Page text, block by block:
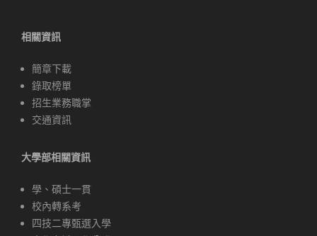
相關資訊
簡章下載
錄取榜單
招生業務職掌
交通資訊
大學部相關資訊
學、碩士一貫
校內轉系考
四技二專甄選入學